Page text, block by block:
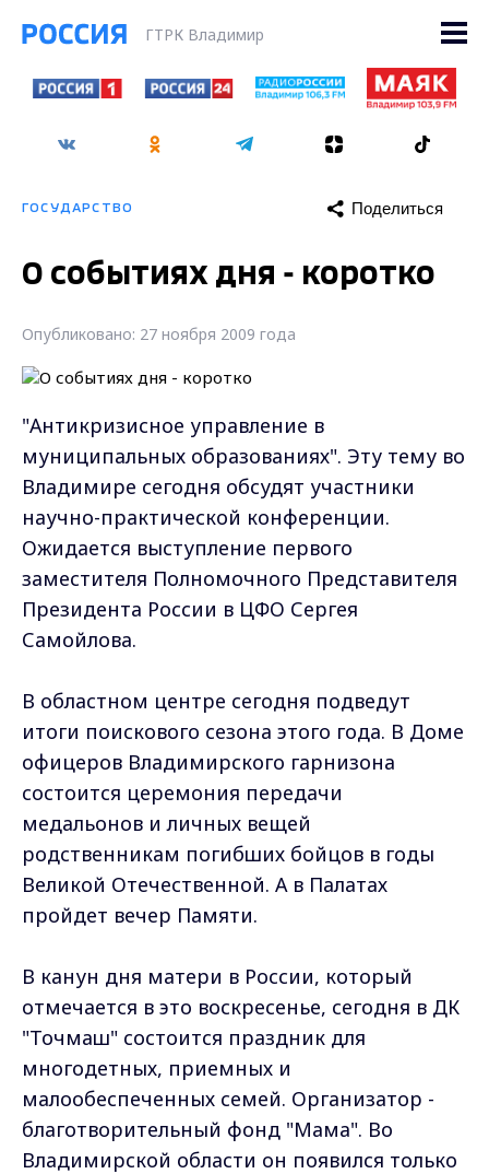
ГТРК Владимир
ГОСУДАРСТВО Поделиться
О событиях дня - коротко
Опубликовано: 27 ноября 2009 года
"Антикризисное управление в
муниципальных образованиях". Эту тему во
Владимире сегодня обсудят участники
научно-практической конференции.
Ожидается выступление первого
заместителя Полномочного Представителя
Президента России в ЦФО Сергея
Самойлова.
В областном центре сегодня подведут
итоги поискового сезона этого года. В Доме
офицеров Владимирского гарнизона
состоится церемония передачи
медальонов и личных вещей
родственникам погибших бойцов в годы
Великой Отечественной. А в Палатах
пройдет вечер Памяти.
В канун дня матери в России, который
отмечается в это воскресенье, сегодня в ДК
"Точмаш" состоится праздник для
многодетных, приемных и
малообеспеченных семей. Организатор -
благотворительный фонд "Мама". Во
Владимирской области он появился только